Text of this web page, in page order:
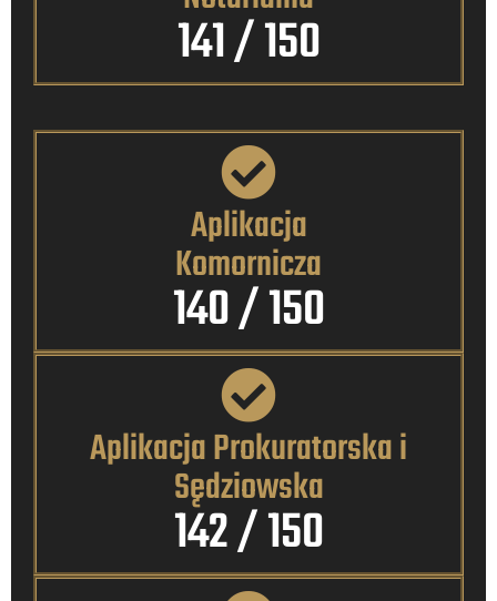
141 / 150
Aplikacja
Komornicza
140 / 150
Aplikacja Prokuratorska i
Sędziowska
142 / 150